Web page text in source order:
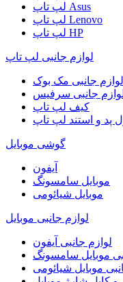
لپ تاپ Asus
لپ تاپ Lenovo
لپ تاپ HP
لوازم جانبی لپ تاپ
لوازم جانبی مک بوک
جانبی سرفیس
کیف لپ تاپ
پد و استند لپ تاپ
گوشی موبایل
آیفون
موبایل سامسونگ
موبایل شیائومی
لوازم جانبی موبایل
لوازم جانبی آیفون
موبایل سامسونگ
موبایل شیائومی